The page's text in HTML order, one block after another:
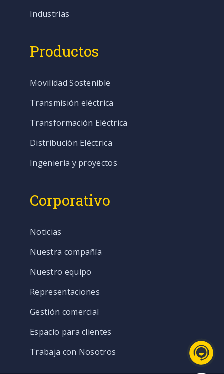
Industrias
Productos
Movilidad Sostenible
Transmisión eléctrica
Transformación Eléctrica
Distribución Eléctrica
Ingeniería y proyectos
Corporativo
Noticias
Nuestra compañía
Nuestro equipo
Representaciones
Gestión comercial
Espacio para clientes
Trabaja con Nosotros